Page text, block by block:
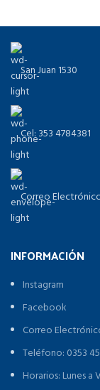
San Juan 1530
Cel: 353 4784381
Correo
INFORMACIÓN
Instagram
Facebook
Correo
Teléfono: 0353
Horarios: Lunes a